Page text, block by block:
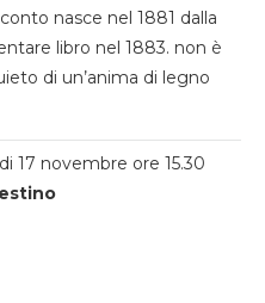
nasce nel 1881 dalla
libro nel 1883. non è
di un’anima di legno
17 novembre ore 15.30